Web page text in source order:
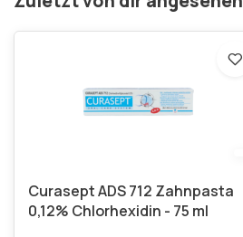
Curasept ADS 712 Zahnpasta
0,12% Chlorhexidin - 75 ml